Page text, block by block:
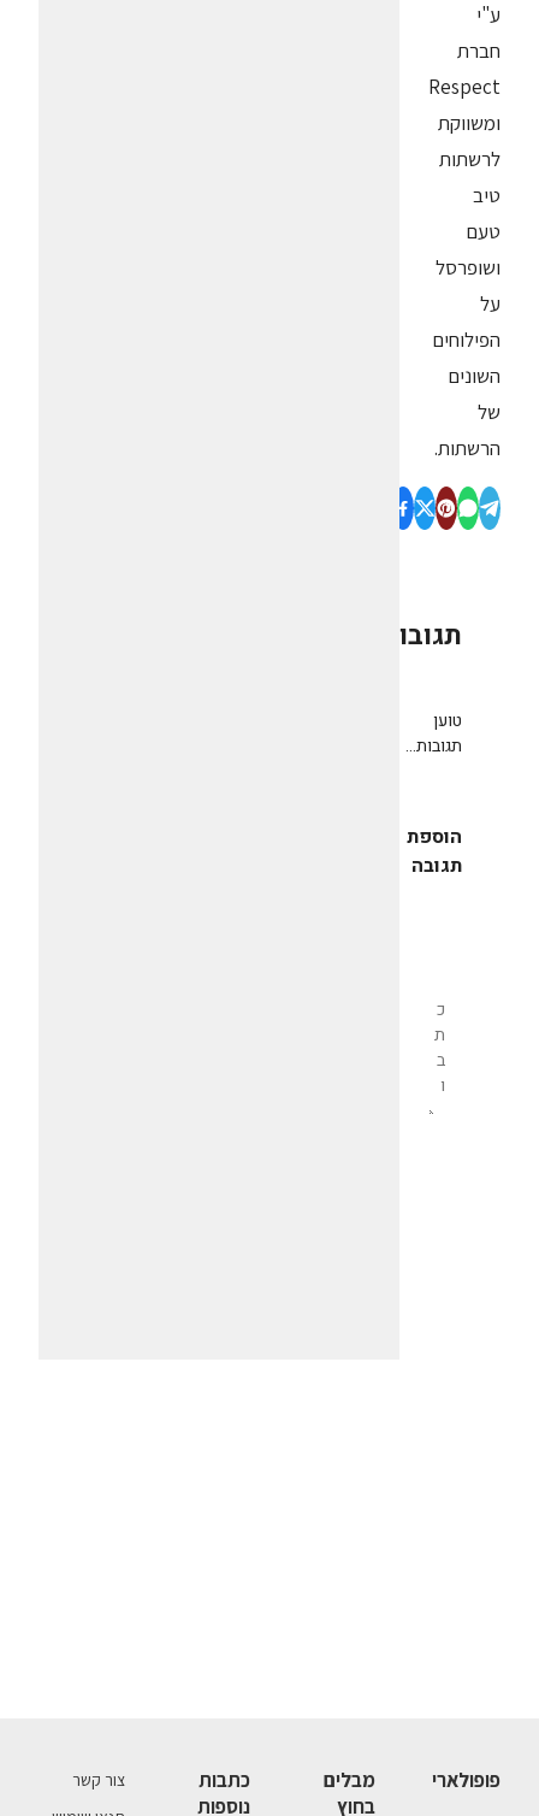
ע"י
חברת
Respect
ומשווקת
לרשתות
טיב
טעם
ושופרסל
על
הפילוחים
השונים
של
הרשתות.
תגובות
טוען
תגובות...
הוספת
תגובה
פופולארי
מבלים
בחוץ
כתבות
נוספות
צור קשר